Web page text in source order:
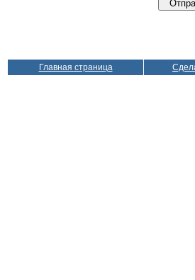
Главная страница